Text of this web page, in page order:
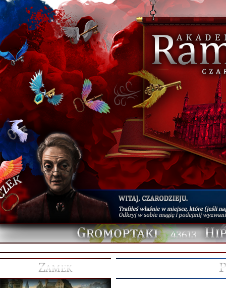
43613
Zamek